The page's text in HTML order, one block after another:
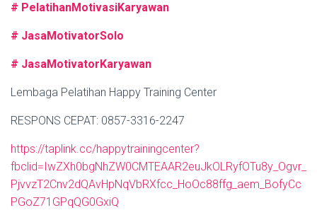
# PelatihanMotivasiKaryawan
# JasaMotivatorSolo
# JasaMotivatorKaryawan
Lembaga Pelatihan Happy Training Center
RESPONS CEPAT: 0857-3316-2247
https://taplink.cc/happytrainingcenter?
fbclid=IwZXh0bgNhZW0CMTEAAR2euJkOLRyfOTu8y_Ogvr_
PjvvzT2Cnv2dQAvHpNqVbRXfcc_HoOc88ffg_aem_BofyCc
PGoZ71GPqQG0GxiQ